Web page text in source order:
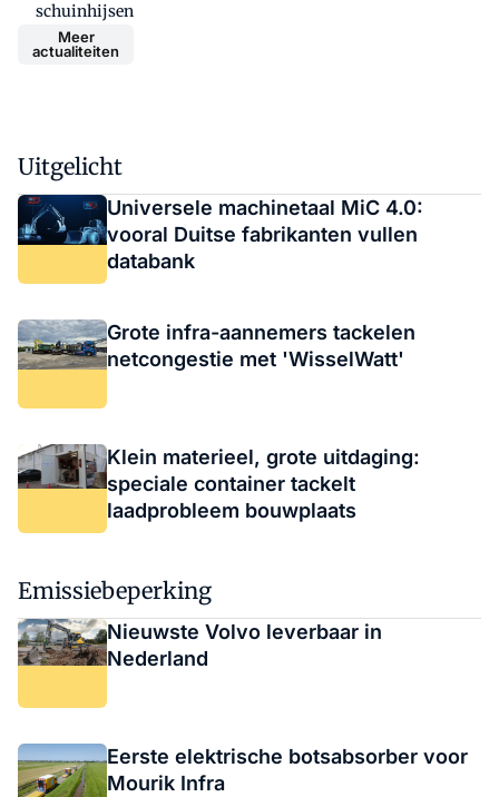
schuinhijsen
Meer
actualiteiten
Uitgelicht
Universele machinetaal MiC 4.0:
vooral Duitse fabrikanten vullen
databank
Grote infra-aannemers tackelen
netcongestie met 'WisselWatt'
Klein materieel, grote uitdaging:
speciale container tackelt
laadprobleem bouwplaats
Emissiebeperking
Nieuwste Volvo leverbaar in
Nederland
Eerste elektrische botsabsorber voor
Mourik Infra